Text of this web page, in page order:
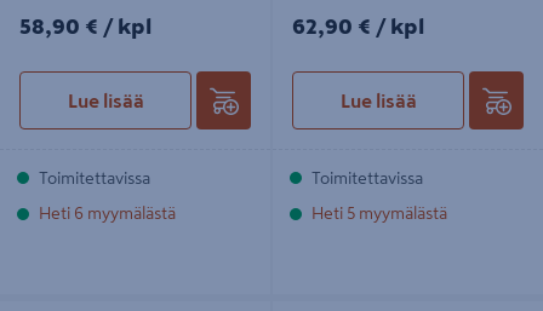
58,90€/kpl
58,90 € / kpl
Lue lisää
Toimitettavissa
Heti 6 myymälästä
62,90€/kpl
62,90 € / kpl
Lue lisää
Toimitettavissa
Heti 5 myymälästä